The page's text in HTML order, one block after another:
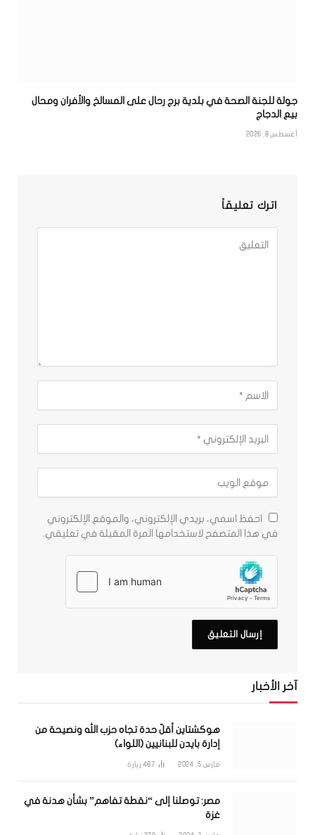
جولة للجنة الصحة في بلدية برج رحال على المسالخ والأفران ومحال
بيع الدجاج
أغسطس 8, 2026
اترك تعليقاً
احفظ اسمي، بريدي الإلكتروني، والموقع الإلكتروني
في هذا المتصفح لاستخدامها المرة المقبلة في تعليقي.
آخر الأخبار
هوكشتاين أقلّ حدة تجاه حزب الله ونصيحة من
إدارة بايدن للبنانيين (اللواء)
مارس 5, 2024 487 زيارة
مصر: توصلنا إلى “نقطة تفاهم” بشأن هدنة في
غزة